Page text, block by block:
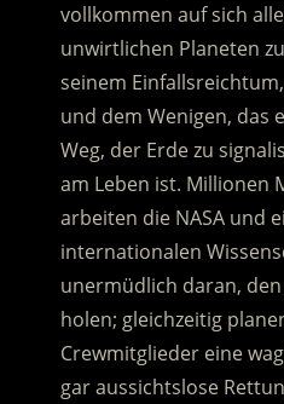
vollkommen auf sich
unwirtlichen Planeten
seinem
und dem Wenigen, das
Weg, der Erde zu
am Leben ist. Millionen
arbeiten die NASA und
internationalen
unermüdlich daran, den
holen; gleichzeitig
Crewmitglieder eine
gar aussichtslose